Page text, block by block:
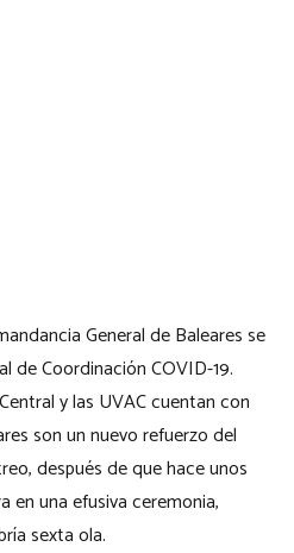
General de Baleares se
de Coordinación COVID-19.
y las UVAC cuentan con
son un nuevo refuerzo del
después de que hace unos
en una efusiva ceremonia,
sexta ola.